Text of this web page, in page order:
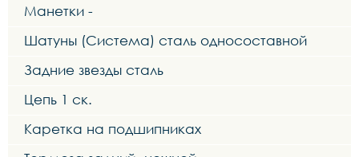
Манетки -
Шатуны (Система) сталь односоставной
Задние звезды сталь
Цепь 1 ск.
Каретка на подшипниках